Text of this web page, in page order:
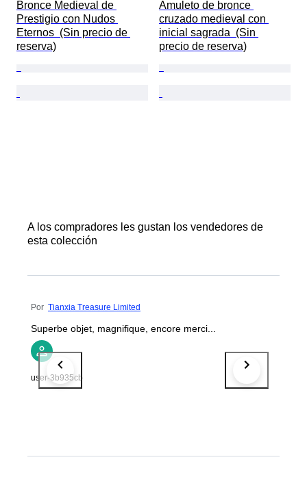
Bronce Medieval de
Prestigio con Nudos
Eternos  (Sin precio de
reserva)
Amuleto de bronce
cruzado medieval con
inicial sagrada  (Sin
precio de reserva)
A los compradores les gustan los vendedores de
esta colección
Por Tianxia Treasure Limited
Superbe objet, magnifique, encore merci...
user-3b935cb